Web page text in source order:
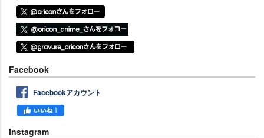
Facebook
Facebookアカウント
Instagram